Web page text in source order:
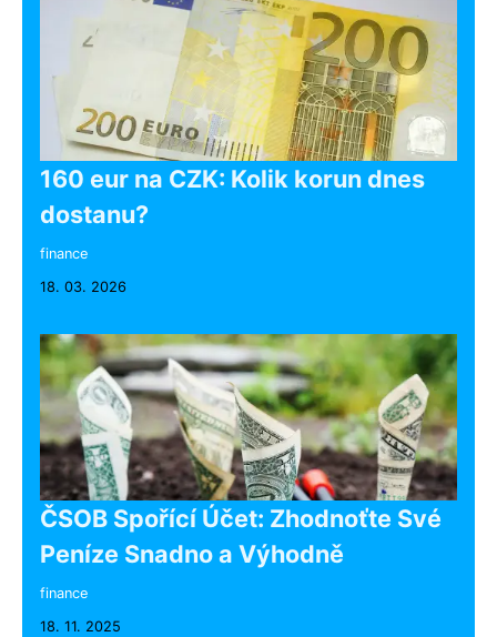
160 eur na CZK: Kolik korun dnes
dostanu?
finance
18. 03. 2026
ČSOB Spořící Účet: Zhodnoťte Své
Peníze Snadno a Výhodně
finance
18. 11. 2025